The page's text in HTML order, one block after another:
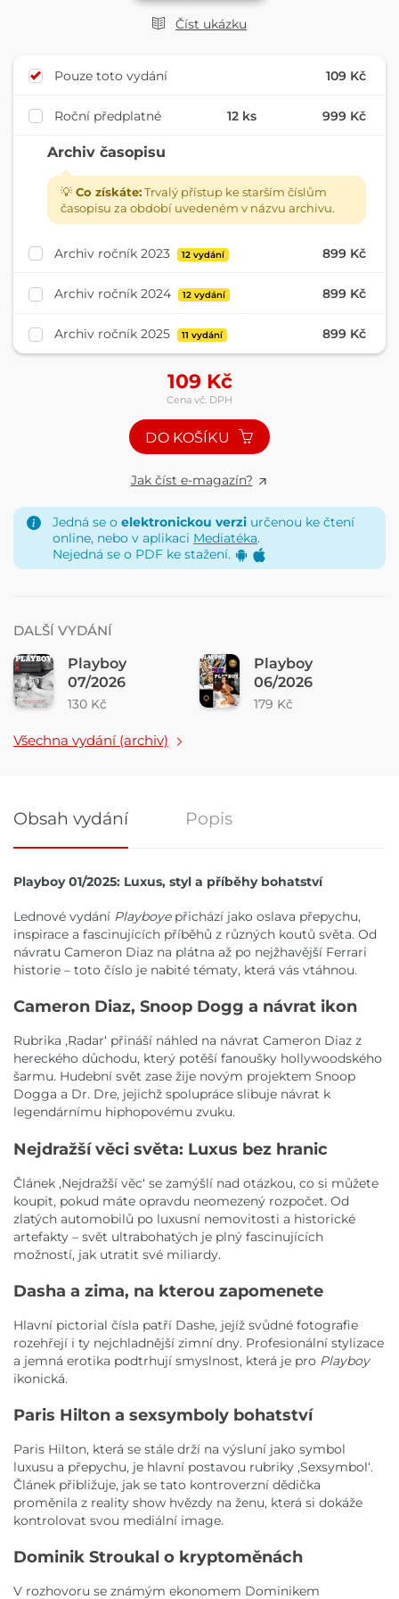
Číst ukázku
Pouze toto vydání 109 Kč
Roční předplatné 12 ks 999 Kč
Archiv časopisu
💡 Co získáte:Trvalý přístup ke starším číslům
časopisu za období uvedeném v názvu archivu.
Archiv ročník 2023 12 vydání 899 Kč
Archiv ročník 2024 12 vydání 899 Kč
Archiv ročník 2025 11 vydání 899 Kč
109Kč
Cena vč. DPH
DO KOŠÍKU
Jak číst e-magazín?
Jedná se o elektronickou verzi určenou ke čtení
online, nebo v aplikaci Mediatéka.
Nejedná se o PDF ke stažení.
DALŠÍ VYDÁNÍ
Playboy
07/2026
130 Kč
Playboy
06/2026
179 Kč
Všechna vydání (archiv)
Obsah vydání Popis
Obsah vydání
Playboy 01/2025: Luxus, styl a příběhy bohatství
Lednové vydání Playboyepřichází jako oslava přepychu,
inspirace a fascinujících příběhů z různých koutů světa. Od
návratu Cameron Diaz na plátna až po nejžhavější Ferrari
historie – toto číslo je nabité tématy, která vás vtáhnou.
Cameron Diaz, Snoop Dogg a návrat ikon
Rubrika ,Radar‘ přináší náhled na návrat Cameron Diaz z
hereckého důchodu, který potěší fanoušky hollywoodského
šarmu. Hudební svět zase žije novým projektem Snoop
Dogga a Dr. Dre, jejichž spolupráce slibuje návrat k
legendárnímu hiphopovému zvuku.
Nejdražší věci světa: Luxus bez hranic
Článek ,Nejdražší věc‘ se zamýšlí nad otázkou, co si můžete
koupit, pokud máte opravdu neomezený rozpočet. Od
zlatých automobilů po luxusní nemovitosti a historické
artefakty – svět ultrabohatých je plný fascinujících
možností, jak utratit své miliardy.
Dasha a zima, na kterou zapomenete
Hlavní pictorial čísla patří Dashe, jejíž svůdné fotografie
rozehřejí i ty nejchladnější zimní dny. Profesionální stylizace
a jemná erotika podtrhují smyslnost, která je pro Playboy
ikonická.
Paris Hilton a sexsymboly bohatství
Paris Hilton, která se stále drží na výsluní jako symbol
luxusu a přepychu, je hlavní postavou rubriky ,Sexsymbol‘.
Článek přibližuje, jak se tato kontroverzní dědička
proměnila z reality show hvězdy na ženu, která si dokáže
kontrolovat svou mediální image.
Dominik Stroukal o kryptoměnách
V rozhovoru se známým ekonomem Dominikem